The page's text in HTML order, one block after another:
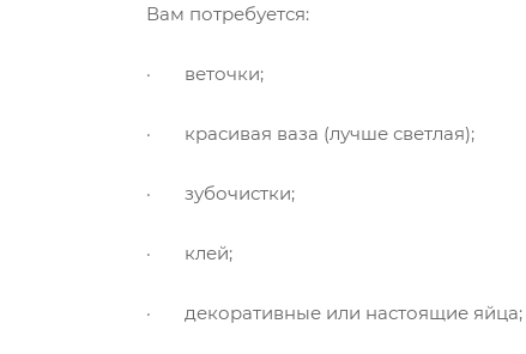
Вам потребуется:
· веточки;
· красивая ваза (лучше светлая);
· зубочистки;
· клей;
· декоративные или настоящие яйца;